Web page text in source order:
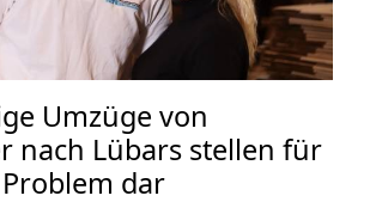
Umzüge von
nach Lübars stellen für
dar